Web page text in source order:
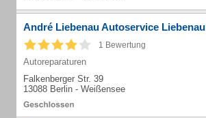
André Liebenau Autoservice Liebenau
1 Bewertung
Autoreparaturen
Falkenberger Str. 39
13088 Berlin - Weißensee